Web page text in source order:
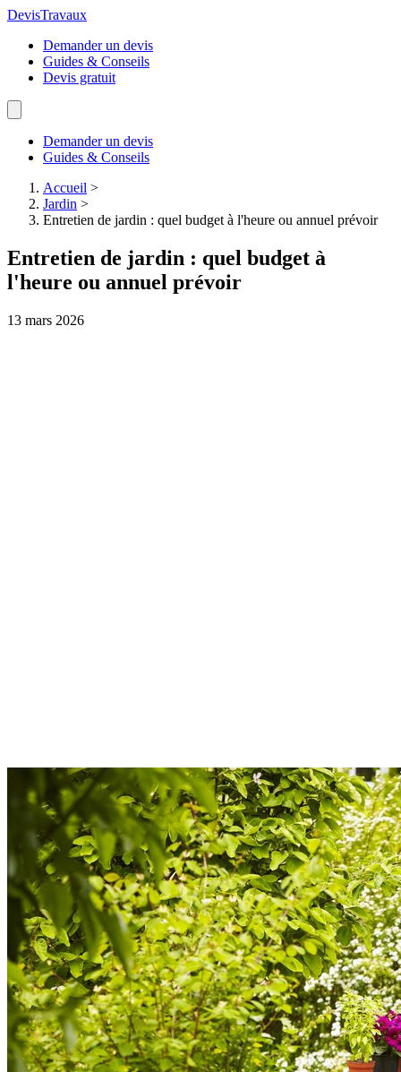
DevisTravaux
Demander un devis
Guides & Conseils
Devis gratuit
Demander un devis
Guides & Conseils
Accueil >
Jardin >
Entretien de jardin : quel budget à l'heure ou annuel prévoir
Entretien de jardin : quel budget à
l'heure ou annuel prévoir
13 mars 2026